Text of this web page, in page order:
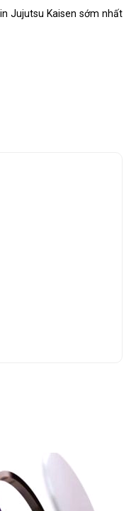
Jujutsu Kaisen sớm nhất